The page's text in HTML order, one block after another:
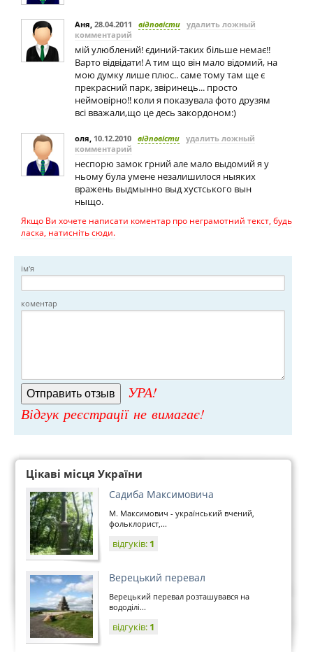
Аня, 28.04.2011 відповісти удалить ложный
комментарий
мій улюблений! єдиний-таких більше немає!!
Варто відвідати! А тим що він мало відомий, на
мою думку лише плюс.. саме тому там ще є
прекрасний парк, звіринець... просто
неймовірно!! коли я показувала фото друзям
всі вважали,що це десь закордоном:)
оля, 10.12.2010 відповісти удалить ложный
комментарий
неспорю замок грний але мало выдомий я у
ньому була умене незалишилося ныяких
вражень выдмынно выд хустського вын
ныщо.
Якщо Ви хочете написати коментар про неграмотний текст, будь
ласка, натисніть сюди.
ім'я
коментар
УРА!
Відгук реєстрації не вимагає!
Цікаві місця України
Садиба Максимовича
М. Максимович - український вчений,
фольклорист,...
відгуків: 1
Верецький перевал
Верецький перевал розташувався на
вододілі...
відгуків: 1